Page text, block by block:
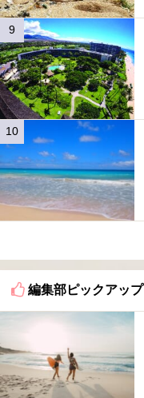
編集部ピックアップ